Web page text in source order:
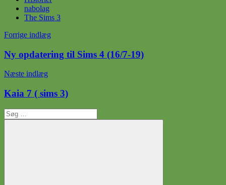
nabolag
The Sims 3
Indlægsnavigation
Forrige indlæg
Ny opdatering til Sims 4 (16/7-19)
Næste indlæg
Kaia 7 ( sims 3)
Søg
efter: